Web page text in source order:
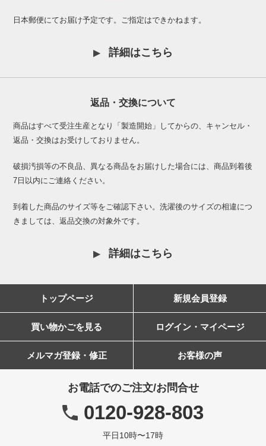
日本郵便にてお届け予定です。ご指定はできかねます。
詳細はこちら
返品・交換について
商品はすべて受注生産となり「製造開始」してからの、キャンセル・
返品・交換はお受けしておりません。
破損汚損等の不良品、異なる商品をお届けした場合には、商品到着後
7日以内にご連絡ください。
到着した商品のサイズ等をご確認下さい。洗濯後のサイズの相違につ
きましては、返品交換の対象外です。
詳細はこちら
トップページ 新規会員登録
買い物かごを見る ログイン・マイページ
メルマガ登録・修正 お客様の声
お電話でのご注文/お問合せ
0120-928-803
平日10時〜17時